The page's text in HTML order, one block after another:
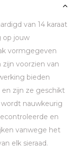
van 14 karaat
op jouw
vormgegeven
voorzien van
bieden
zijn ze geschikt
nauwkeurig
en
vanwege het
elk sieraad.